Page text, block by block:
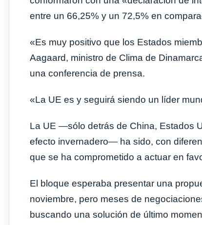
entre un 66,25% y un 72,5% en
«Es muy positivo que los Estados
Aagaard, ministro de Clima de
una conferencia de prensa.
«La UE es y seguirá siendo un líder
La UE —sólo detrás de China, Estados
efecto invernadero— ha sido, con
que se ha comprometido a actuar en
El bloque esperaba presentar una
noviembre, pero meses de
buscando una solución de último